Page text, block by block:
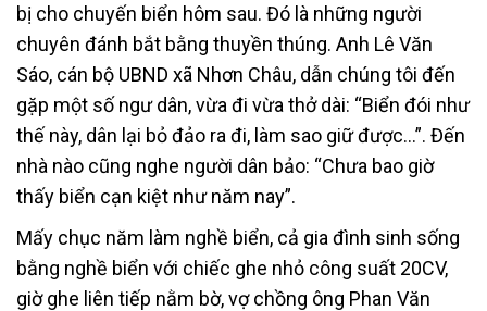
bị cho chuyến biển hôm sau. Đó là những người
chuyên đánh bắt bằng thuyền thúng. Anh Lê Văn
Sáo, cán bộ UBND xã Nhơn Châu, dẫn chúng tôi đến
gặp một số ngư dân, vừa đi vừa thở dài: “Biển đói như
thế này, dân lại bỏ đảo ra đi, làm sao giữ được…”. Đến
nhà nào cũng nghe người dân bảo: “Chưa bao giờ
thấy biển cạn kiệt như năm nay”.
Mấy chục năm làm nghề biển, cả gia đình sinh sống
bằng nghề biển với chiếc ghe nhỏ công suất 20CV,
giờ ghe liên tiếp nằm bờ, vợ chồng ông Phan Văn